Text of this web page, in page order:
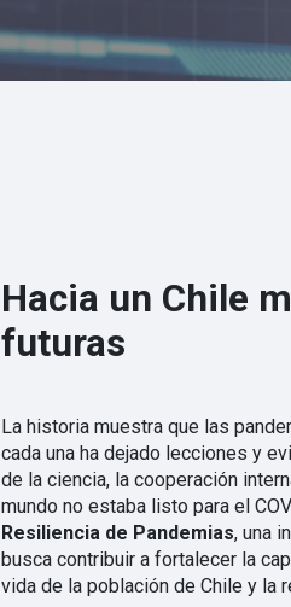
Hacia un Chile
futuras
La historia muestra que las
cada una ha dejado lecciones y
de la ciencia, la cooperación
mundo no estaba listo para el
Resiliencia de Pandemias, una
busca contribuir a fortalecer la
vida de la población de Chile y la